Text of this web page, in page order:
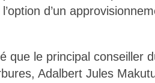
d’un
que le principal conseiller
Adalbert Jules